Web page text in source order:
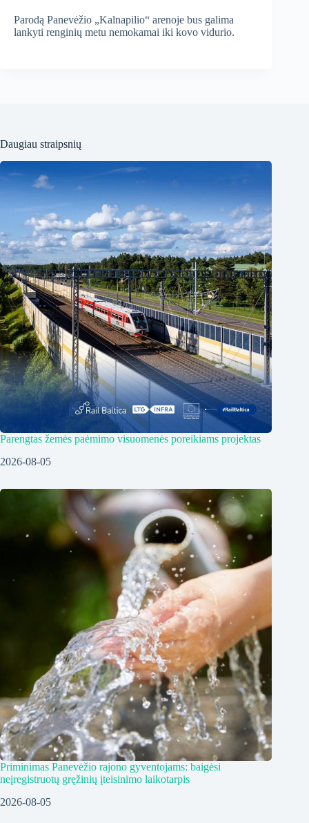
Parodą Panevėžio „Kalnapilio“ arenoje bus galima
lankyti renginių metu nemokamai iki kovo vidurio.
Daugiau straipsnių
Parengtas žemės paėmimo visuomenės poreikiams projektas
2026-08-05
Priminimas Panevėžio rajono gyventojams: baigėsi
neįregistruotų gręžinių įteisinimo laikotarpis
2026-08-05